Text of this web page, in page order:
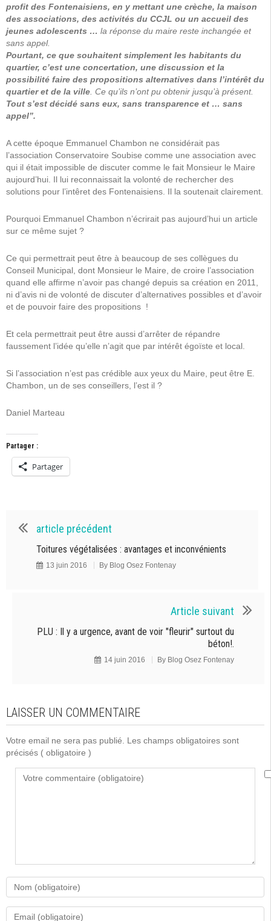
profit des Fontenaisiens, en y mettant une crèche, la maison
des associations, des activités du CCJL ou un accueil des
jeunes adolescents … la réponse du maire reste inchangée et
sans appel.
Pourtant, ce que souhaitent simplement les habitants du
quartier, c’est une concertation, une discussion et la
possibilité faire des propositions alternatives dans l’intérêt du
quartier et de la ville . Ce qu’ils n’ont pu obtenir jusqu’à présent.
Tout s’est décidé sans eux, sans transparence et … sans
appel”.
A cette époque Emmanuel Chambon ne considérait pas
l’association Conservatoire Soubise comme une association avec
qui il était impossible de discuter comme le fait Monsieur le Maire
aujourd’hui. Il lui reconnaissait la volonté de rechercher des
solutions pour l’intêret des Fontenaisiens. Il la soutenait clairement.
Pourquoi Emmanuel Chambon n’écrirait pas aujourd’hui un article
sur ce même sujet ?
Ce qui permettrait peut être à beaucoup de ses collègues du
Conseil Municipal, dont Monsieur le Maire, de croire l’association
quand elle affirme n’avoir pas changé depuis sa création en 2011,
ni d’avis ni de volonté de discuter d’alternatives possibles et d’avoir
et de pouvoir faire des propositions !
Et cela permettrait peut être aussi d’arrêter de répandre
faussement l’idée qu’elle n’agit que par intérêt égoïste et local.
Si l’association n’est pas crédible aux yeux du Maire, peut être E.
Chambon, un de ses conseillers, l’est il ?
Daniel Marteau
Partager :
Partager
article précédent
Toitures végétalisées : avantages et inconvénients
13 juin 2016 By Blog Osez Fontenay
Article suivant
PLU : Il y a urgence, avant de voir "fleurir" surtout du
béton!.
14 juin 2016 By Blog Osez Fontenay
LAISSER UN COMMENTAIRE
Votre email ne sera pas publié. Les champs obligatoires sont
précisés ( obligatoire )